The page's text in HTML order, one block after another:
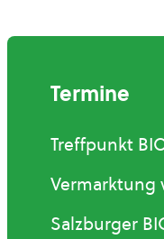
Termine
Treffpunkt
Vermarktung
Salzburger